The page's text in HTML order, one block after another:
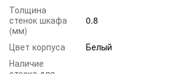
Толщина
стенок шкафа
(мм)
0.8
Цвет корпуса
Белый
Наличие